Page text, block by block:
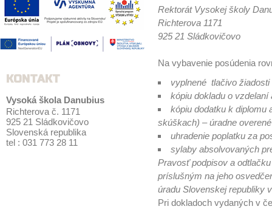
KONTAKT
Vysoká škola Danubius
Richterova č. 1171
925 21 Sládkovičovo
Slovenská republika
tel : 031 773 28 11
Rektorát Vysokej školy
Richterova 1171
925 21 Sládkovičovo
Na vybavenie posúdenia
vyplnené tlačivo
kópiu dokladu o vzdelaní
kópiu dodatku k diplomu
skúškach) – úradne overené
uhradenie poplatku za
sylaby absolvovaných
Pravosť podpisov a
príslušným na jeho
úradu Slovenskej republiky
Pri dokladoch vydaných v